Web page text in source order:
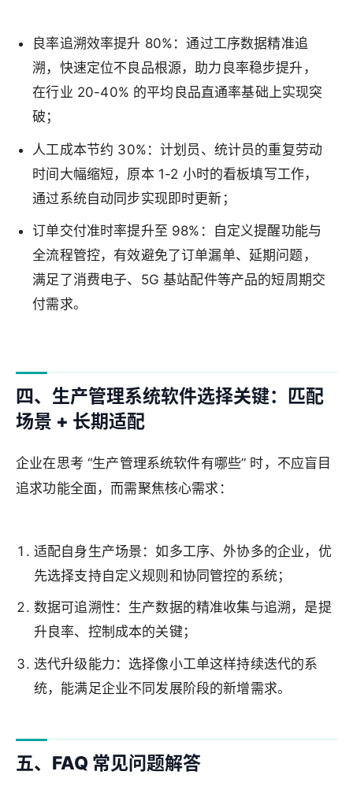
良率追溯效率提升 80%：通过工序数据精准追
溯，快速定位不良品根源，助力良率稳步提升，
在行业 20-40% 的平均良品直通率基础上实现突
破；
人工成本节约 30%：计划员、统计员的重复劳动
时间大幅缩短，原本 1-2 小时的看板填写工作，
通过系统自动同步实现即时更新；
订单交付准时率提升至 98%：自定义提醒功能与
全流程管控，有效避免了订单漏单、延期问题，
满足了消费电子、5G 基站配件等产品的短周期交
付需求。
四、生产管理系统软件选择关键：匹配
场景 + 长期适配
企业在思考 “生产管理系统软件有哪些” 时，不应盲目
追求功能全面，而需聚焦核心需求：
适配自身生产场景：如多工序、外协多的企业，优
先选择支持自定义规则和协同管控的系统；
数据可追溯性：生产数据的精准收集与追溯，是提
升良率、控制成本的关键；
迭代升级能力：选择像小工单这样持续迭代的系
统，能满足企业不同发展阶段的新增需求。
五、FAQ 常见问题解答